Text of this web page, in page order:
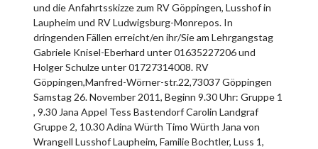
und die Anfahrtsskizze zum RV Göppingen, Lusshof in
Laupheim und RV Ludwigsburg-Monrepos. In
dringenden Fällen erreicht/en ihr/Sie am Lehrgangstag
Gabriele Knisel-Eberhard unter 01635227206 und
Holger Schulze unter 01727314008. RV
Göppingen,Manfred-Wörner-str.22,73037 Göppingen
Samstag 26. November 2011, Beginn 9.30 Uhr: Gruppe 1
, 9.30 Jana Appel Tess Bastendorf Carolin Landgraf
Gruppe 2, 10.30 Adina Würth Timo Würth Jana von
Wrangell Lusshof Laupheim, Familie Bochtler, Luss 1,